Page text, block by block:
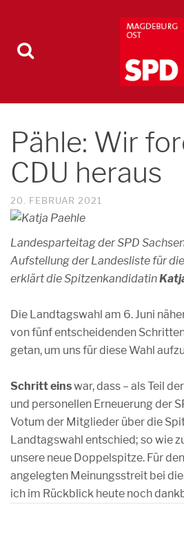
Pähle: Wir
CDU heraus
20. FEBRUAR 2021
Landesparteitag der SPD
Aufstellung der Landesliste für
erklärt die Spitzenkandidatin
Die Landtagswahl am 6. Juni
von fünf entscheidenden
getan, um uns für diese Wahl
Schritt einswar, dass – als Teil
und personellen Erneuerung der
Votum der Mitglieder über die
Landtagswahl entschied; so wie
unsere neue Doppelspitze. Für
angelegten Meinungsstreit bei
ich im Rückblick heute noch